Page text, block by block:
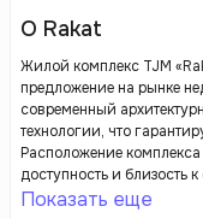
О Rakat
Жилой комплекс TJM
предложение на рынке
современный
технологии, что
Расположение
доступность и близость
детские сады и торговые
Показать еще